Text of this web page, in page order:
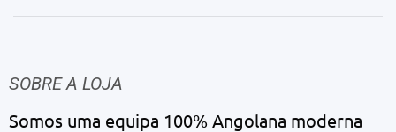
SOBRE A LOJA
Somos uma equipa 100% Angolana moderna